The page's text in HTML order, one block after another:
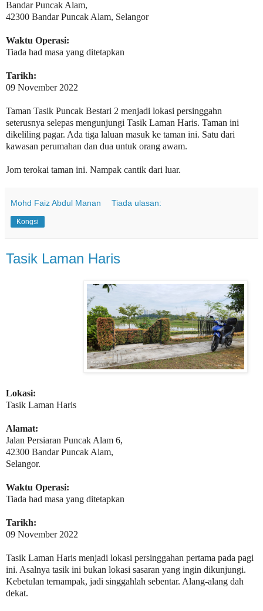
Bandar Puncak Alam,
42300 Bandar Puncak Alam, Selangor
Waktu Operasi:
Tiada had masa yang ditetapkan
Tarikh:
09 November 2022
Taman Tasik Puncak Bestari 2 menjadi lokasi persinggahn
seterusnya selepas mengunjungi Tasik Laman Haris. Taman ini
dikeliling pagar. Ada tiga laluan masuk ke taman ini. Satu dari
kawasan perumahan dan dua untuk orang awam.
Jom terokai taman ini. Nampak cantik dari luar.
Mohd Faiz Abdul Manan Tiada ulasan:
Kongsi
Tasik Laman Haris
Lokasi:
Tasik Laman Haris
Alamat:
Jalan Persiaran Puncak Alam 6,
42300 Bandar Puncak Alam,
Selangor.
Waktu Operasi:
Tiada had masa yang ditetapkan
Tarikh:
09 November 2022
Tasik Laman Haris menjadi lokasi persinggahan pertama pada pagi
ini. Asalnya tasik ini bukan lokasi sasaran yang ingin dikunjungi.
Kebetulan ternampak, jadi singgahlah sebentar. Alang-alang dah
dekat.